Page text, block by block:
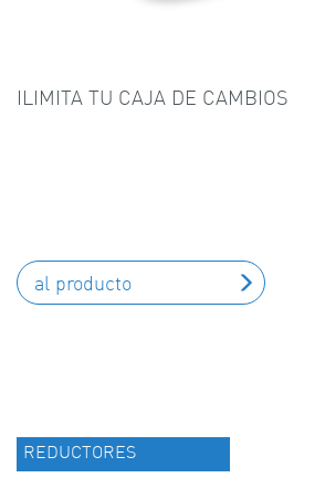
ILIMITA TU CAJA DE CAMBIOS
al producto
REDUCTORES